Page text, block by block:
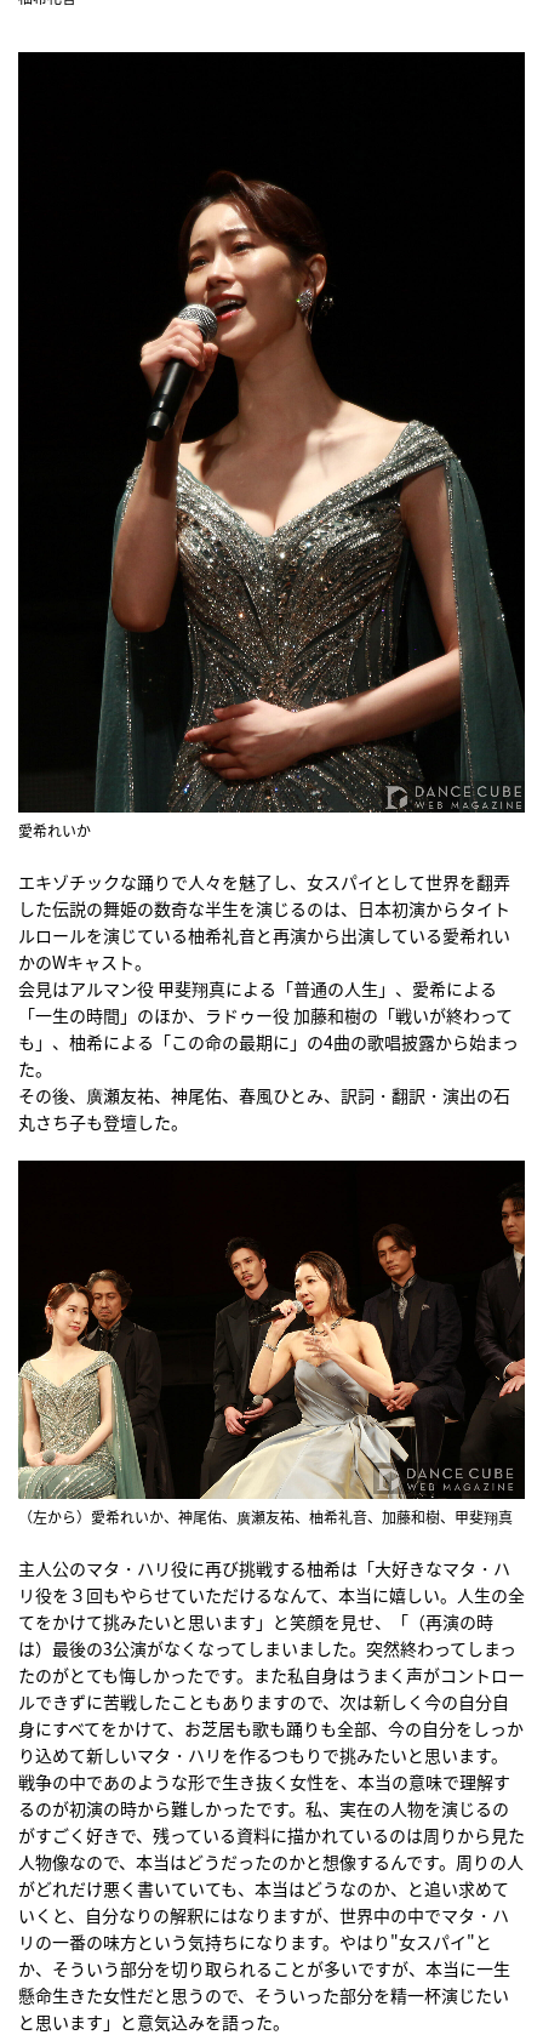
愛希れいか
エキゾチックな踊りで人々を魅了し、女スパイとして世界を翻弄
した伝説の舞姫の数奇な半生を演じるのは、日本初演からタイト
ルロールを演じている柚希礼音と再演から出演している愛希れい
かのWキャスト。
会見はアルマン役 甲斐翔真による「普通の人生」、愛希による
「一生の時間」のほか、ラドゥー役 加藤和樹の「戦いが終わって
も」、柚希による「この命の最期に」の4曲の歌唱披露から始まっ
た。
その後、廣瀬友祐、神尾佑、春風ひとみ、訳詞・翻訳・演出の石
丸さち子も登壇した。
（左から）愛希れいか、神尾佑、廣瀬友祐、柚希礼音、加藤和樹、甲斐翔真
主人公のマタ・ハリ役に再び挑戦する柚希は「大好きなマタ・ハ
リ役を３回もやらせていただけるなんて、本当に嬉しい。人生の全
てをかけて挑みたいと思います」と笑顔を見せ、「（再演の時
は）最後の3公演がなくなってしまいました。突然終わってしまっ
たのがとても悔しかったです。また私自身はうまく声がコントロー
ルできずに苦戦したこともありますので、次は新しく今の自分自
身にすべてをかけて、お芝居も歌も踊りも全部、今の自分をしっか
り込めて新しいマタ・ハリを作るつもりで挑みたいと思います。
戦争の中であのような形で生き抜く女性を、本当の意味で理解す
るのが初演の時から難しかったです。私、実在の人物を演じるの
がすごく好きで、残っている資料に描かれているのは周りから見た
人物像なので、本当はどうだったのかと想像するんです。周りの人
がどれだけ悪く書いていても、本当はどうなのか、と追い求めて
いくと、自分なりの解釈にはなりますが、世界中の中でマタ・ハ
リの一番の味方という気持ちになります。やはり"女スパイ"と
か、そういう部分を切り取られることが多いですが、本当に一生
懸命生きた女性だと思うので、そういった部分を精一杯演じたい
と思います」と意気込みを語った。